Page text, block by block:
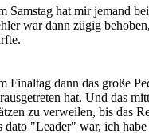
Samstag hat mir jemand
war dann zügig
Finaltag dann das große
hat. Und das
zu verweilen, bis das
dato "Leader" war, ich